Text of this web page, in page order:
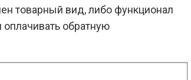
товарный вид, либо функционал
оплачивать обратную